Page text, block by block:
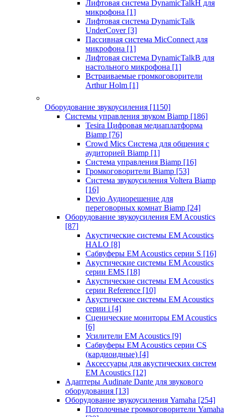
Лифтовая система DynamicTalkH для
микрофона [1]
Лифтовая система DynamicTalk
UnderCover [3]
Пассивная система MicConnect для
микрофона [1]
Лифтовая система DynamicTalkB для
настольного микрофона [1]
Встраиваемые громкоговорители
Arthur Holm [1]
Оборудование звукоусиления [1150]
Системы управления звуком Biamp [186]
Tesira Цифровая медиаплатформа
Biamp [76]
Crowd Mics Система для общения с
аудиторией Biamp [1]
Система управления Biamp [16]
Громкоговорители Biamp [53]
Система звукоусиления Voltera Biamp
[16]
Devio Аудиорешение для
переговорных комнат Biamp [24]
Оборудование звукоусиления EM Acoustics
[87]
Акустические системы EM Acoustics
HALO [8]
Сабвуферы EM Acoustics серии S [16]
Акустические системы EM Acoustics
серии EMS [18]
Акустические системы EM Acoustics
серии Reference [10]
Акустические системы EM Acoustics
серии i [4]
Сценические мониторы EM Acoustics
[6]
Усилители EM Acoustics [9]
Сабвуферы EM Acoustics серии CS
(кардиоидные) [4]
Аксессуары для акустических систем
EM Acoustics [12]
Адаптеры Audinate Dante для звукового
оборудования [13]
Оборудование звукоусиления Yamaha [254]
Потолочные громкоговорители Yamaha